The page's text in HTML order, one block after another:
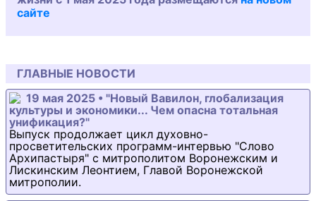
сайте
ГЛАВНЫЕ НОВОСТИ
19 мая 2025 • "Новый Вавилон, глобализация
культуры и экономики... Чем опасна тотальная
унификация?"
Выпуск продолжает цикл духовно-
просветительских программ-интервью "Слово
Архипастыря" с митрополитом Воронежским и
Лискинским Леонтием, Главой Воронежской
митрополии.